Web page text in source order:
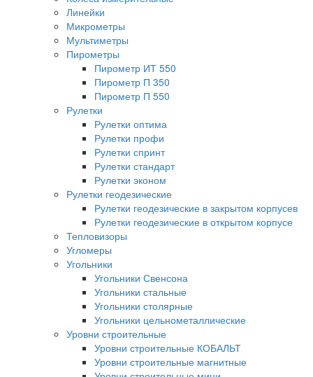
Линейки
Микрометры
Мультиметры
Пирометры
Пирометр ИТ 550
Пирометр П 350
Пирометр П 550
Рулетки
Рулетки оптима
Рулетки профи
Рулетки спринт
Рулетки стандарт
Рулетки эконом
Рулетки геодезические
Рулетки геодезические в закрытом корпусев
Рулетки геодезические в открытом корпусе
Тепловизоры
Угломеры
Угольники
Угольники Свенсона
Угольники стальные
Угольники столярные
Угольники цельнометаллические
Уровни строительные
Уровни строительные КОБАЛЬТ
Уровни строительные магнитные